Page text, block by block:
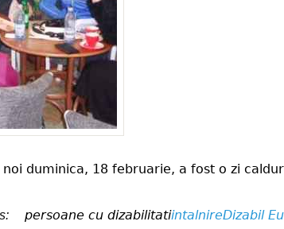
duminica, 18 februarie, a fost o zi
persoane cu dizabilitatiintalnireDizabil Eu